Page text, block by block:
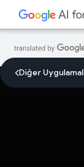
Diğer